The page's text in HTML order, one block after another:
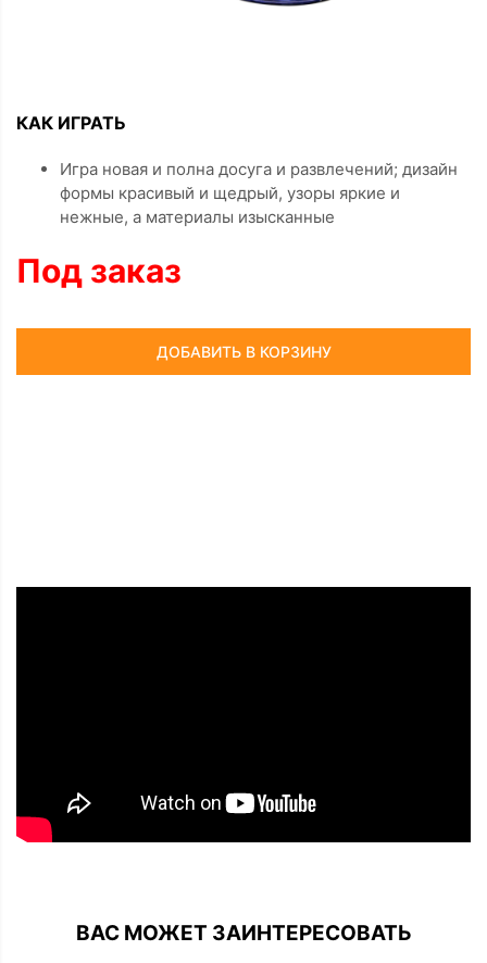
КАК ИГРАТЬ
Игра новая и полна досуга и развлечений; дизайн
формы красивый и щедрый, узоры яркие и
нежные, а материалы изысканные
Под заказ
ДОБАВИТЬ В КОРЗИНУ
ВАС МОЖЕТ ЗАИНТЕРЕСОВАТЬ